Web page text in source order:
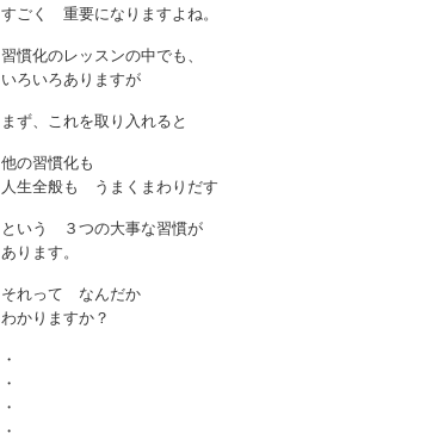
すごく 重要になりますよね。
習慣化のレッスンの中でも、
いろいろありますが
まず、これを取り入れると
他の習慣化も
人生全般も うまくまわりだす
という ３つの大事な習慣が
あります。
それって なんだか
わかりますか？
・
・
・